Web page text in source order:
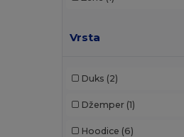
Vrsta
Duks (2)
Džemper (1)
Hoodice (6)